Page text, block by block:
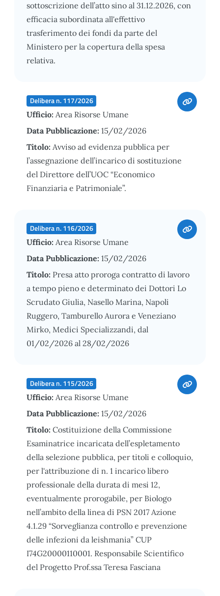
sottoscrizione dell’atto sino al 31.12.2026, con
efficacia subordinata all'effettivo
trasferimento dei fondi da parte del
Ministero per la copertura della spesa
relativa.
Delibera n. 117/2026
Ufficio: Area Risorse Umane
Data Pubblicazione: 15/02/2026
Titolo: Avviso ad evidenza pubblica per
l’assegnazione dell’incarico di sostituzione
del Direttore dell’UOC “Economico
Finanziaria e Patrimoniale”.
Delibera n. 116/2026
Ufficio: Area Risorse Umane
Data Pubblicazione: 15/02/2026
Titolo: Presa atto proroga contratto di lavoro
a tempo pieno e determinato dei Dottori Lo
Scrudato Giulia, Nasello Marina, Napoli
Ruggero, Tamburello Aurora e Veneziano
Mirko, Medici Specializzandi, dal
01/02/2026 al 28/02/2026
Delibera n. 115/2026
Ufficio: Area Risorse Umane
Data Pubblicazione: 15/02/2026
Titolo: Costituizione della Commissione
Esaminatrice incaricata dell’espletamento
della selezione pubblica, per titoli e colloquio,
per l'attribuzione di n. 1 incarico libero
professionale della durata di mesi 12,
eventualmente prorogabile, per Biologo
nell’ambito della linea di PSN 2017 Azione
4.1.29 “Sorveglianza controllo e prevenzione
delle infezioni da leishmania” CUP
I74G20000110001. Responsabile Scientifico
del Progetto Prof.ssa Teresa Fasciana